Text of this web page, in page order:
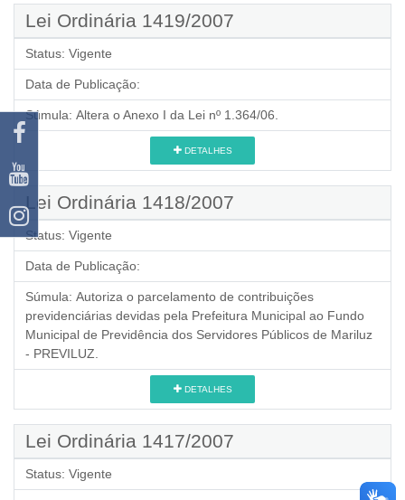
Lei Ordinária 1419/2007
Status: Vigente
Data de Publicação:
Súmula: Altera o Anexo I da Lei nº 1.364/06.
DETALHES
Lei Ordinária 1418/2007
Status: Vigente
Data de Publicação:
Súmula: Autoriza o parcelamento de contribuições
previdenciárias devidas pela Prefeitura Municipal ao Fundo
Municipal de Previdência dos Servidores Públicos de Mariluz
- PREVILUZ.
DETALHES
Lei Ordinária 1417/2007
Status: Vigente